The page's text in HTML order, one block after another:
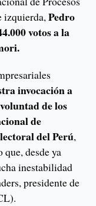
izquierda,Pedro
votos a la
invocación a
de los
de
del Perú,
que, desde ya
inestabilidad
presidente de